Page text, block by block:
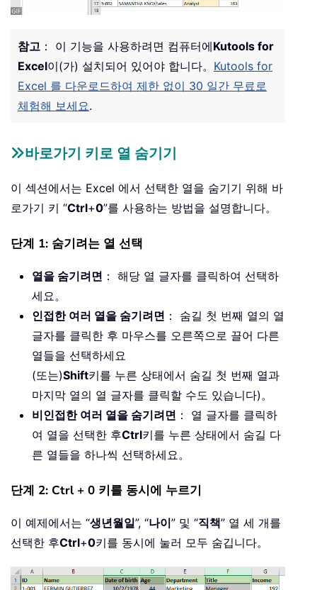
참고 ： 이 기능을 사용하려면 컴퓨터에Kutools for
Excel이(가) 설치되어 있어야 합니다。 Kutools for
Excel 를 다운로드하여 제한 없이 30 일간 무료로
체험해 보세요.
바로가기 키로 열 숨기기
이 섹션에서는 Excel 에서 선택한 열을 숨기기 위해 바
로가기 키 “Ctrl+0”를 사용하는 방법을 설명합니다。
단계 1: 숨기려는 열 선택
열을 숨기려면 ： 해당 열 글자를 클릭하여 선택하
세요。
인접한 여러 열을 숨기려면 ： 숨길 첫 번째 열의 열
글자를 클릭한 후 마우스를 오른쪽으로 끌어 다른
열들을 선택하세요
(또는)Shift키를 누른 상태에서 숨길 첫 번째 열과
마지막 열의 열 글자를 클릭할 수도 있습니다)。
비인접한 여러 열을 숨기려면 ： 열 글자를 클릭하
여 열을 선택한 후Ctrl키를 누른 상태에서 숨길 다
른 열들을 하나씩 선택하세요。
단계 2: Ctrl + 0 키를 동시에 누르기
이 예제에서는 “생년월일”, “나이” 및 “직책” 열 세 개를
선택한 후Ctrl+0키를 동시에 눌러 모두 숨깁니다。